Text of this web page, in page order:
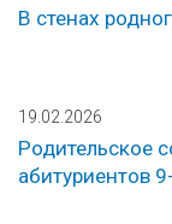
В стенах
19.02.2026
Родительское
абитуриентов